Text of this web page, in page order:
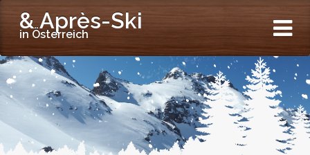
& Après-Ski
in Österreich